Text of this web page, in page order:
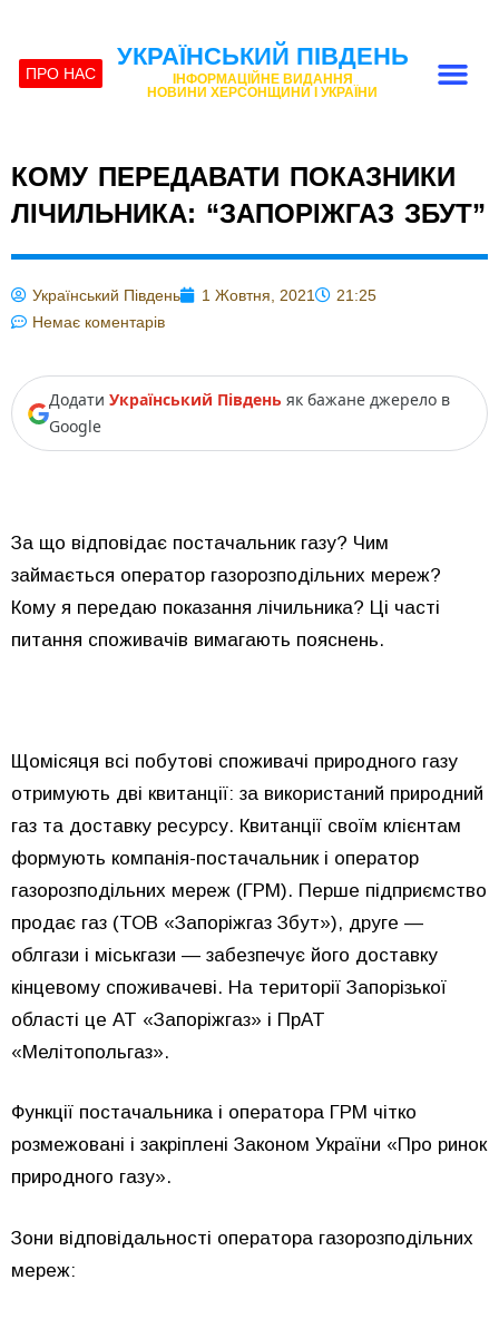
ПРО НАС
УКРАЇНСЬКИЙ ПІВДЕНЬ
ІНФОРМАЦІЙНЕ ВИДАННЯ
НОВИНИ ХЕРСОНЩИНИ І УКРАЇНИ
КОМУ ПЕРЕДАВАТИ ПОКАЗНИКИ
ЛІЧИЛЬНИКА: “ЗАПОРІЖГАЗ ЗБУТ”
Український Південь 1 Жовтня, 2021
21:25
Немає коментарів
Додати Український Південь як бажане джерело в
Google
За що відповідає постачальник газу? Чим
займається оператор газорозподільних мереж?
Кому я передаю показання лічильника? Ці часті
питання споживачів вимагають пояснень.
Щомісяця всі побутові споживачі природного газу
отримують дві квитанції: за використаний природний
газ та доставку ресурсу. Квитанції своїм клієнтам
формують компанія-постачальник і оператор
газорозподільних мереж (ГРМ). Перше підприємство
продає газ (ТОВ «Запоріжгаз Збут»), друге —
облгази і міськгази — забезпечує його доставку
кінцевому споживачеві. На території Запорізької
області це АТ «Запоріжгаз» і ПрАТ
«Мелітопольгаз».
Функції постачальника і оператора ГРМ чітко
розмежовані і закріплені Законом України «Про ринок
природного газу».
Зони відповідальності оператора газорозподільних
мереж: